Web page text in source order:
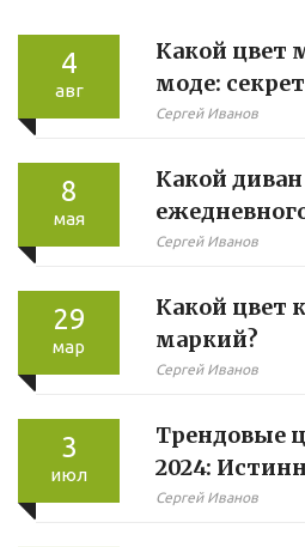
4
авг
Какой цвет
моде:
Сергей Иванов
8
мая
Какой
главные
Сергей Иванов
29
мар
Какой цвет
маркий?
Сергей Иванов
3
июл
Трендовые
2024:
Сергей Иванов